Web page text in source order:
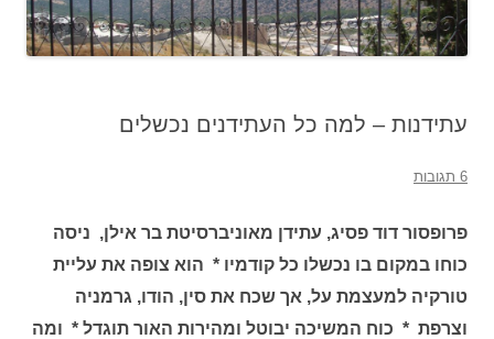
עתידנות – למה כל העתידנים נכשלים
6 תגובות
פרופסור דוד פסיג, עתידן מאוניברסיטת בר אילן, ניסה
כוחו במקום בו נכשלו כל קודמיו * הוא צופה את עליית
טורקיה למעצמת על, אך שכח את סין, הודו, גרמניה
וצרפת * כוח המשיכה יבוטל ומהירות האור תוגדל * ומה